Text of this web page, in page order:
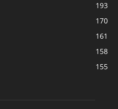
193
170
161
158
155